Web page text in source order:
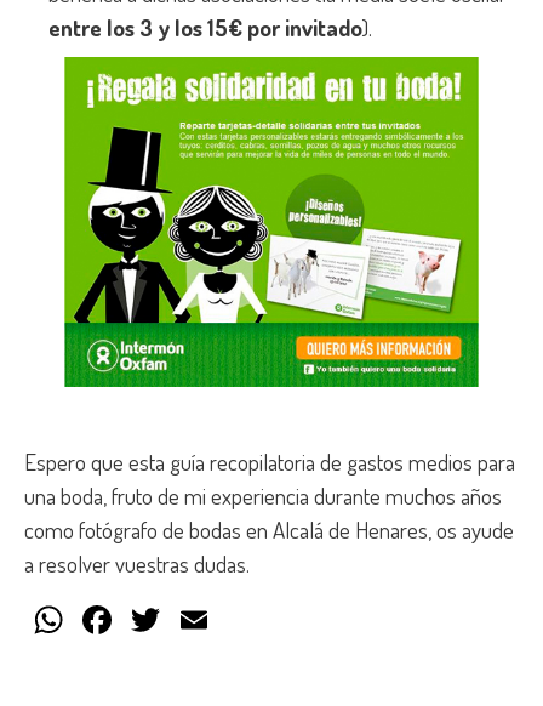
entre los 3 y los 15€ por invitado).
Espero que esta guía recopilatoria de gastos medios para
una boda, fruto de mi experiencia durante muchos años
como fotógrafo de bodas en Alcalá de Henares, os ayude
a resolver vuestras dudas.
WhatsApp
Facebook
Twitter